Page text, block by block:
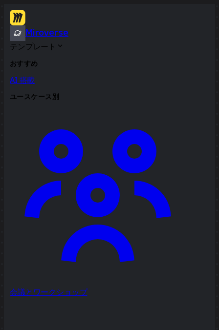
Miroverse
テンプレート
おすすめ
AI 搭載
ユースケース別
会議とワークショップ